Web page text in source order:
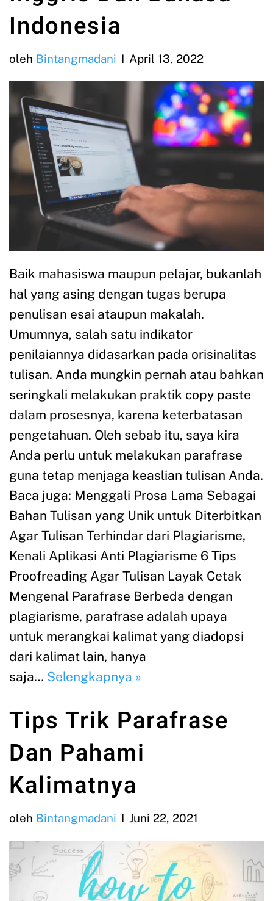
Indonesia
oleh Bintangmadani April 13, 2022
Baik mahasiswa maupun pelajar, bukanlah
hal yang asing dengan tugas berupa
penulisan esai ataupun makalah.
Umumnya, salah satu indikator
penilaiannya didasarkan pada orisinalitas
tulisan. Anda mungkin pernah atau bahkan
seringkali melakukan praktik copy paste
dalam prosesnya, karena keterbatasan
pengetahuan. Oleh sebab itu, saya kira
Anda perlu untuk melakukan parafrase
guna tetap menjaga keaslian tulisan Anda.
Baca juga: Menggali Prosa Lama Sebagai
Bahan Tulisan yang Unik untuk Diterbitkan
Agar Tulisan Terhindar dari Plagiarisme,
Kenali Aplikasi Anti Plagiarisme 6 Tips
Proofreading Agar Tulisan Layak Cetak
Mengenal Parafrase Berbeda dengan
plagiarisme, parafrase adalah upaya
untuk merangkai kalimat yang diadopsi
dari kalimat lain, hanya
saja… Selengkapnya »
Tips Trik Parafrase
Dan Pahami
Kalimatnya
oleh Bintangmadani Juni 22, 2021